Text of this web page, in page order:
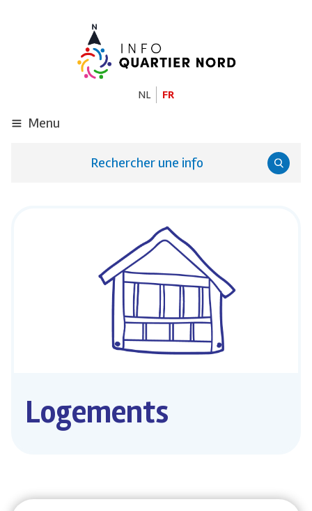
NL FR
Menu
Rechercher une info
Logements